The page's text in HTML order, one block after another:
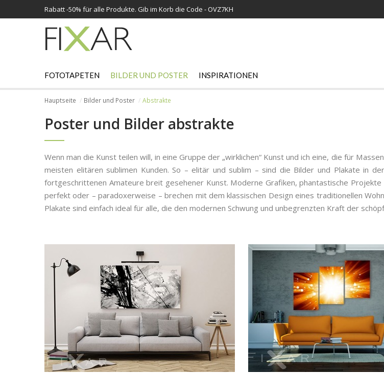
Rabatt -50% für alle Produkte. Gib im Korb die Code - OVZ7KH
FOTOTAPETEN BILDER UND POSTER INSPIRATIONEN
Hauptseite Bilder und Poster Abstrakte
Poster und Bilder abstrakte
Wenn man die Kunst teilen will, in eine Gruppe der „wirklichen“ Kunst und ich eine, die für
meisten elitären sublimen Kunden. So – elitär und sublim – sind die Bilder und Plakate in
fortgeschrittenen Amateure breit gesehener Kunst. Moderne Grafiken, phantastische
perfekt oder – paradoxerweise – brechen mit dem klassischen Design eines traditionellen
Plakate sind einfach ideal für alle, die den modernen Schwung und unbegrenzten Kraft der